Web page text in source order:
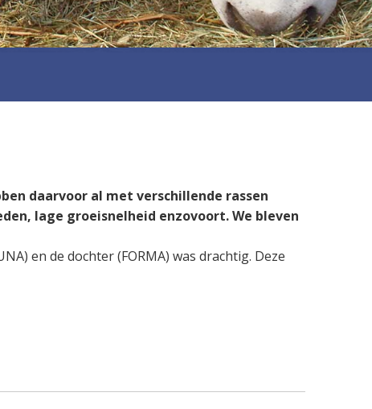
daarvoor al met verschillende rassen
lage groeisnelheid enzovoort. We bleven
en de dochter (FORMA) was drachtig. Deze